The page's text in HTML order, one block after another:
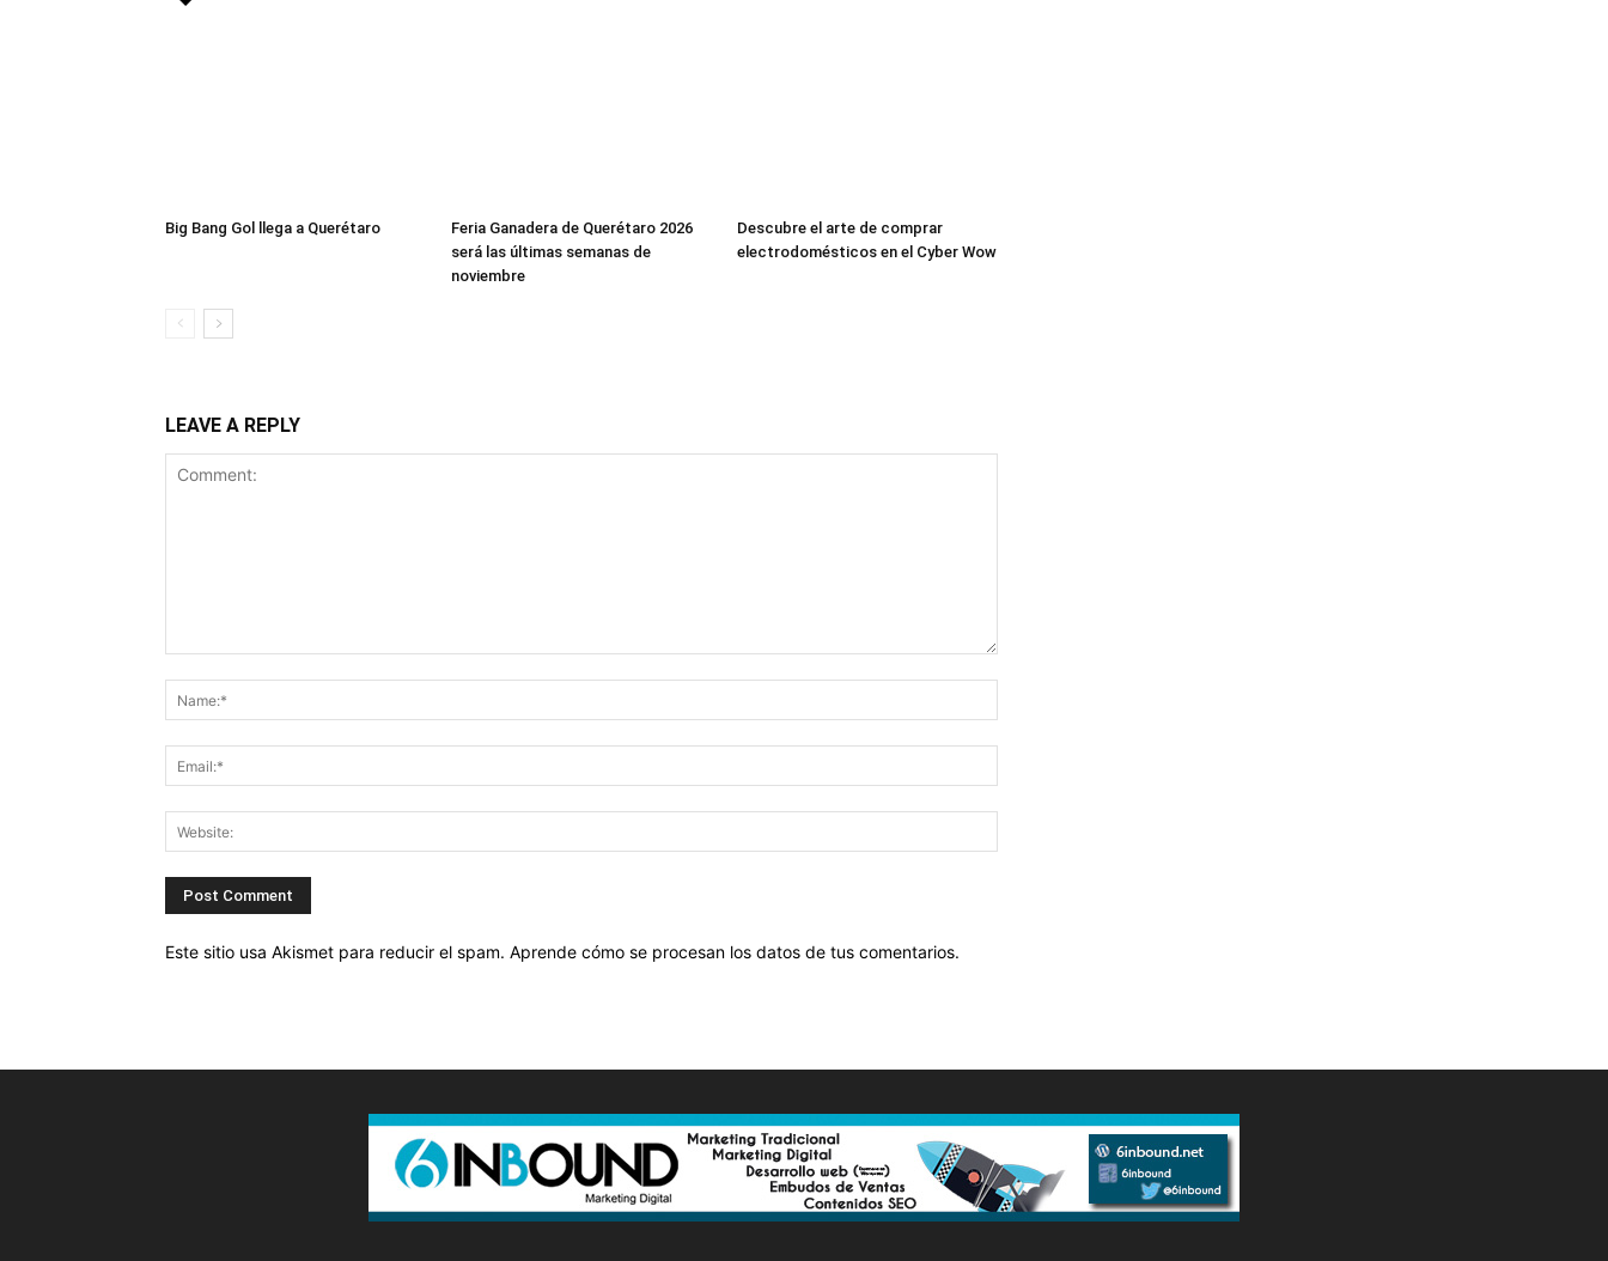
Big Bang Gol llega a Querétaro
Feria Ganadera de Querétaro 2026
será las últimas semanas de
noviembre
Descubre el arte de comprar
electrodomésticos en el Cyber Wow
LEAVE A REPLY
Este sitio usa Akismet para reducir el spam. Aprende cómo se procesan los datos de tus comentarios.